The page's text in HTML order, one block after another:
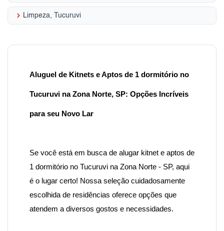
keyboard_arrow_right Limpeza, Tucuruvi
Aluguel de Kitnets e Aptos de 1 dormitório no
Tucuruvi na Zona Norte, SP: Opções Incríveis
para seu Novo Lar
Se você está em busca de alugar kitnet e aptos de
1 dormitório no Tucuruvi na Zona Norte - SP, aqui
é o lugar certo! Nossa seleção cuidadosamente
escolhida de residências oferece opções que
atendem a diversos gostos e necessidades.